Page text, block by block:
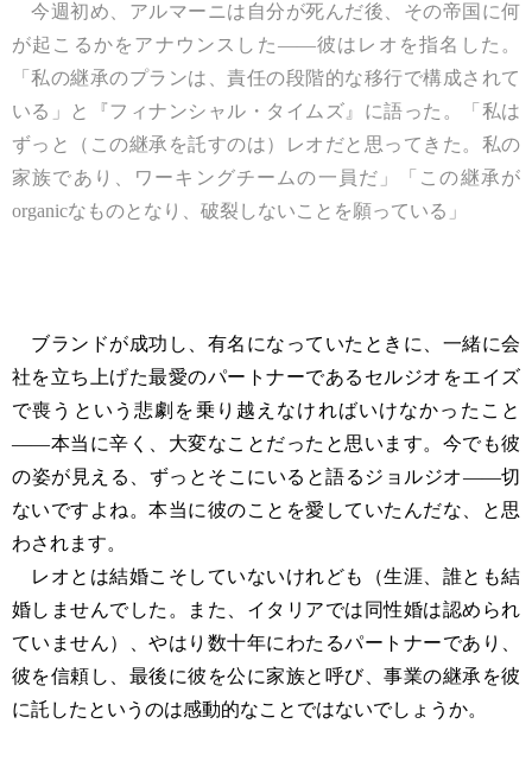
今週初め、アルマーニは自分が死んだ後、その帝国に何
が起こるかをアナウンスした――彼はレオを指名した。
「私の継承のプランは、責任の段階的な移行で構成されて
いる」と『フィナンシャル・タイムズ』に語った。「私は
ずっと（この継承を託すのは）レオだと思ってきた。私の
家族であり、ワーキングチームの一員だ」「この継承が
organicなものとなり、破裂しないことを願っている」
ブランドが成功し、有名になっていたときに、一緒に会
社を立ち上げた最愛のパートナーであるセルジオをエイズ
で喪うという悲劇を乗り越えなければいけなかったこと
――本当に辛く、大変なことだったと思います。今でも彼
の姿が見える、ずっとそこにいると語るジョルジオ――切
ないですよね。本当に彼のことを愛していたんだな、と思
わされます。
レオとは結婚こそしていないけれども（生涯、誰とも結
婚しませんでした。また、イタリアでは同性婚は認められ
ていません）、やはり数十年にわたるパートナーであり、
彼を信頼し、最後に彼を公に家族と呼び、事業の継承を彼
に託したというのは感動的なことではないでしょうか。